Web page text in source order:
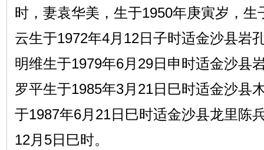
时，妻袁华美，生于1950年庚寅岁，生
云生于1972年4月12日子时适金沙县岩
明维生于1979年6月29日申时适金沙县
罗平生于1985年3月21日巳时适金沙县
于1987年6月21日巳时适金沙县龙里陈
12月5日巳时。